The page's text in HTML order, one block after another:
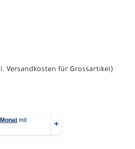
Versandkosten für Grossartikel)